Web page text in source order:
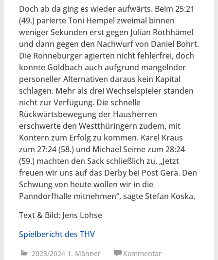
Doch ab da ging es wieder aufwärts. Beim 25:21
(49.) parierte Toni Hempel zweimal binnen
weniger Sekunden erst gegen Julian Rothhämel
und dann gegen den Nachwurf von Daniel Bohrt.
Die Ronneburger agierten nicht fehlerfrei, doch
konnte Goldbach auch aufgrund mangelnder
personeller Alternativen daraus kein Kapital
schlagen. Mehr als drei Wechselspieler standen
nicht zur Verfügung. Die schnelle
Rückwärtsbewegung der Hausherren
erschwerte den Westthüringern zudem, mit
Kontern zum Erfolg zu kommen. Karel Kraus
zum 27:24 (58.) und Michael Seime zum 28:24
(59.) machten den Sack schließlich zu. „Jetzt
freuen wir uns auf das Derby bei Post Gera. Den
Schwung von heute wollen wir in die
Panndorfhalle mitnehmen“, sagte Stefan Koska.
Text & Bild: Jens Lohse
Spielbericht des THV
2023/2024 1. Männer
Kommentar